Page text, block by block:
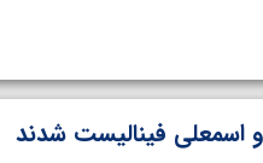
اسمعلی فینالیست شدند